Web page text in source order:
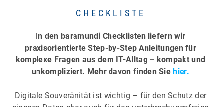
CHECKLISTE
In den baramundi Checklisten liefern wir
praxisorientierte Step-by-Step Anleitungen für
komplexe Fragen aus dem IT-Alltag – kompakt und
unkompliziert. Mehr davon finden Siehier.
Digitale Souveränität ist wichtig – für den Schutz der